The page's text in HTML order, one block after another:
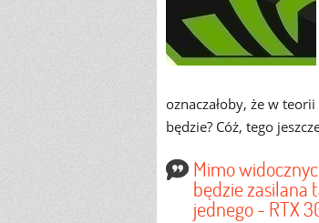
oznaczałoby, że w
będzie? Cóż, tego
Mimo
będzie zasilana
jednego - RTX